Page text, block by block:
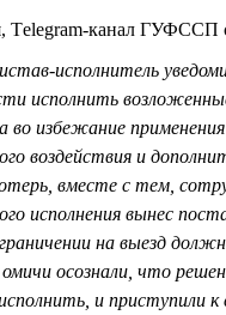
Тelegram-канал ГУФССП
исполнитель
исполнить
во избежание
воздействия и
вместе с тем,
исполнения вынес
на выезд
осознали, что
и приступили к